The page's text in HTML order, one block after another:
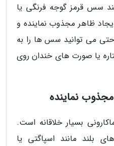
سس قرمز گوجه فرنگی یا
ظاهر مجذوب نماینده و
حتی می توانید سس ها را به
یا صورت های خندان روی
نماینده
بسیار خلاقانه است.
بلند مانند اسپاگتی یا